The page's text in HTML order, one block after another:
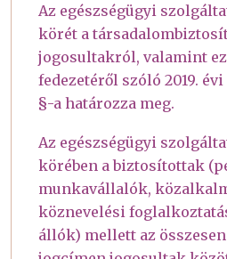
Az egészségügyi
körét a
jogosultakról, valamint
fedezetéről szóló 2019.
§-a határozza meg.
Az egészségügyi
körében a biztosítottak
munkavállalók,
köznevelési
állók) mellett az